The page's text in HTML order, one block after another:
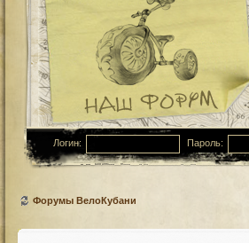
Логин: Пароль:
Форумы ВелоКубани